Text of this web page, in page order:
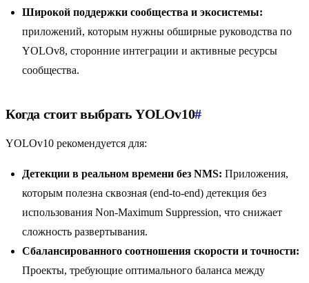
Широкой поддержки сообщества и экосистемы:
приложений, которым нужны обширные руководства по
YOLOv8, сторонние интеграции и активные ресурсы
сообщества.
Когда стоит выбрать YOLOv10#
YOLOv10 рекомендуется для:
Детекции в реальном времени без NMS: Приложения,
которым полезна сквозная (end-to-end) детекция без
использования Non-Maximum Suppression, что снижает
сложность развертывания.
Сбалансированного соотношения скорости и точности:
Проекты, требующие оптимального баланса между